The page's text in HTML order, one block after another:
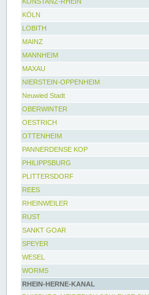
KÖLN
LOBITH
MAINZ
MANNHEIM
MAXAU
NIERSTEIN-OPPENHEIM
Neuwied Stadt
OBERWINTER
OESTRICH
OTTENHEIM
PANNERDENSE KOP
PHILIPPSBURG
PLITTERSDORF
REES
RHEINWEILER
RUST
SANKT GOAR
SPEYER
WESEL
WORMS
RHEIN-HERNE-KANAL